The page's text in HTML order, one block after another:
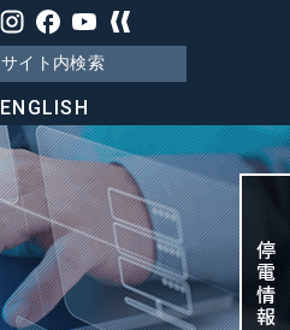
ENGLISH
停電情報